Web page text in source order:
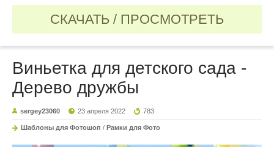
СКАЧАТЬ / ПРОСМОТРЕТЬ
Виньетка для детского сада -
Дерево дружбы
sergey23060 23 апреля 2022 783
Шаблоны для Фотошоп / Рамки для Фото